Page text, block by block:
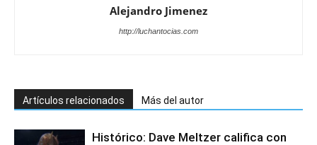
Alejandro Jimenez
http://luchantocias.com
Artículos relacionados Más del autor
Histórico: Dave Meltzer califica con